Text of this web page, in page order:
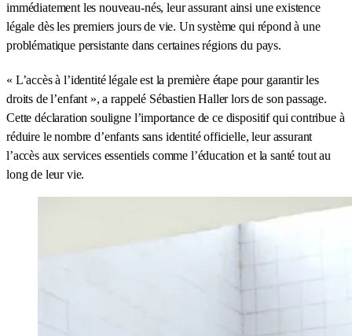
immédiatement les nouveau-nés, leur assurant ainsi une existence
légale dès les premiers jours de vie. Un système qui répond à une
problématique persistante dans certaines régions du pays.
« L’accès à l’identité légale est la première étape pour garantir les
droits de l’enfant », a rappelé Sébastien Haller lors de son passage.
Cette déclaration souligne l’importance de ce dispositif qui contribue à
réduire le nombre d’enfants sans identité officielle, leur assurant
l’accès aux services essentiels comme l’éducation et la santé tout au
long de leur vie.